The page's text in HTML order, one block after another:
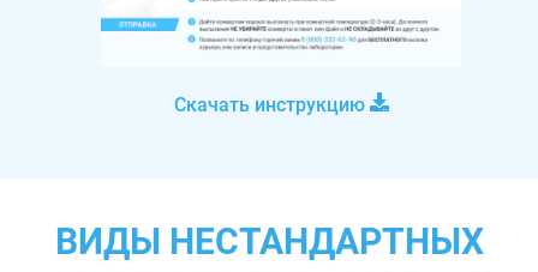
Скачать инструкцию
ВИДЫ НЕСТАНДАРТНЫХ